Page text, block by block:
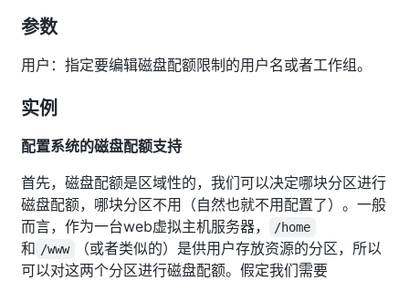
参数
用户：指定要编辑磁盘配额限制的用户名或者工作组。
实例
配置系统的磁盘配额支持
首先，磁盘配额是区域性的，我们可以决定哪块分区进行
磁盘配额，哪块分区不用（自然也就不用配置了）。一般
而言，作为一台web虚拟主机服务器，
/home
和 /www
（或者类似的）是供用户存放资源的分区，所以
可以对这两个分区进行磁盘配额。假定我们需要